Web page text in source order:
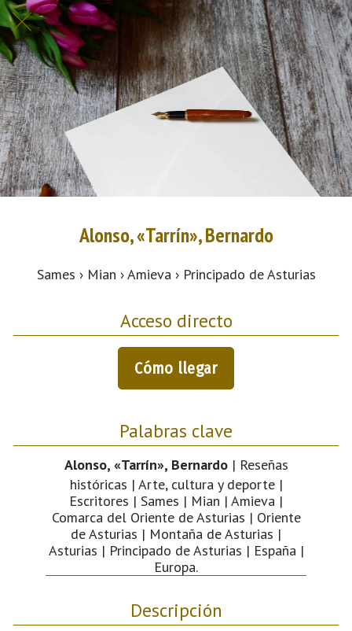
Alonso, «Tarrín», Bernardo
Sames › Mian › Amieva › Principado de Asturias
Acceso directo
Cómo llegar
Palabras clave
Alonso, «Tarrín», Bernardo| Reseñas
históricas | Arte, cultura y deporte |
Escritores | Sames | Mian | Amieva |
Comarca del Oriente de Asturias | Oriente
de Asturias | Montaña de Asturias |
Asturias | Principado de Asturias | España |
Europa.
Descripción